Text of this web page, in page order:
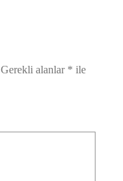
Gerekli alanlar * ile